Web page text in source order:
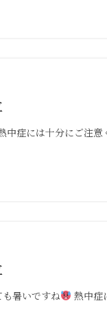
中症には十分にご注
も暑いですね
熱中症